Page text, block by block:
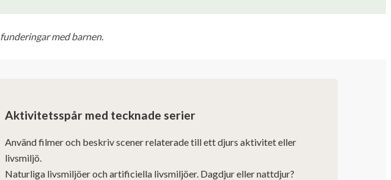
med barnen.
Aktivitetsspår med tecknade serier
Använd filmer och beskriv scener relaterade till ett djurs aktivitet eller
livsmiljö.
Naturliga livsmiljöer och artificiella livsmiljöer. Dagdjur eller nattdjur?